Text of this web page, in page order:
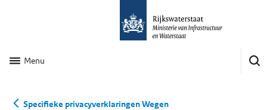
Menu
Specifieke privacyverklaringen Wegen